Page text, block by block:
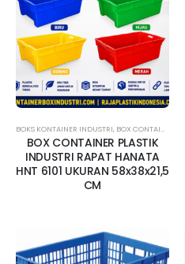
BOKS KONTAINER INDUSTRI, BOX CONTAINER RAPAT
BOX CONTAINER PLASTIK
INDUSTRI RAPAT HANATA
HNT 6101 UKURAN 58x38x21,5
CM